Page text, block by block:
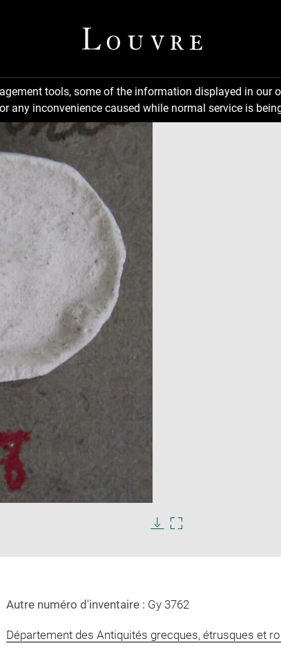
tools, some of the information displayed in
any inconvenience caused while normal service is
Autre numéro d'inventaire : Gy 3762
Département des Antiquités grecques, étrusques et